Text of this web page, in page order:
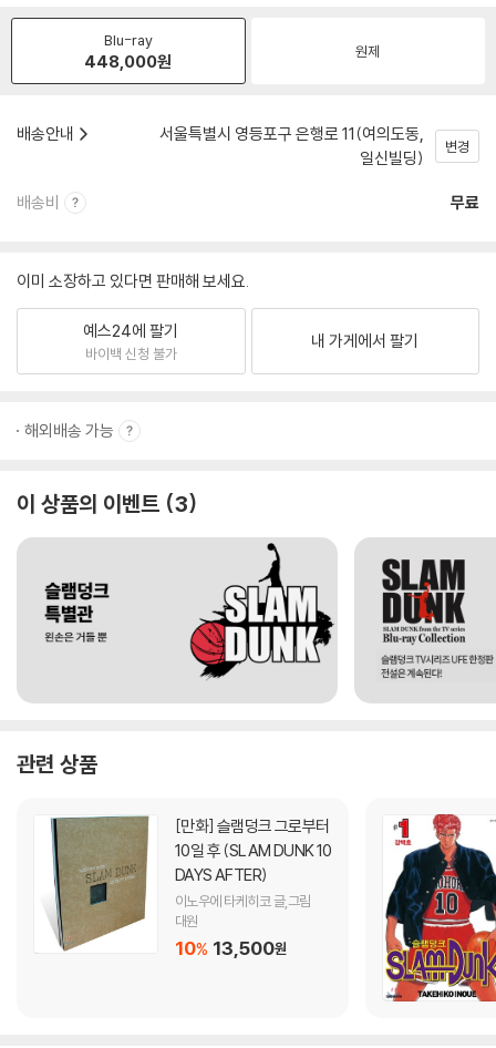
Blu-ray
448,000원 원제
배송안내
서울특별시 영등포구 은행로 11(여의도동,
일신빌딩)
변경
배송비 무료
이미 소장하고 있다면 판매해 보세요.
예스24에 팔기
바이백 신청 불가
내 가게에서 팔기
해외배송 가능
이 상품의 이벤트 3
관련 상품
[만화]
10일 후 (SLAM DUNK 10
DAYS AFTER)
이노우에 타케히코 글,그림
대원
10% 13,500원